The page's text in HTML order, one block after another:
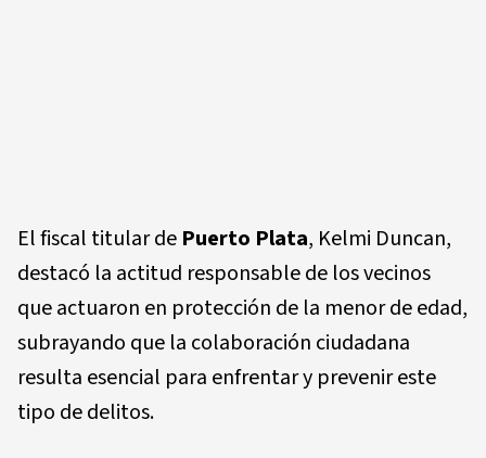
El fiscal titular de Puerto Plata, Kelmi Duncan,
destacó la actitud responsable de los vecinos
que actuaron en protección de la menor de edad,
subrayando que la colaboración ciudadana
resulta esencial para enfrentar y prevenir este
tipo de delitos.